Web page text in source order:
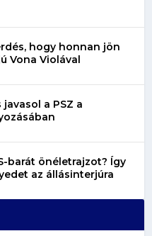
hogy honnan jön
Vona Violával
a PSZ a
barát önéletrajzot? Így
az állásinterjúra